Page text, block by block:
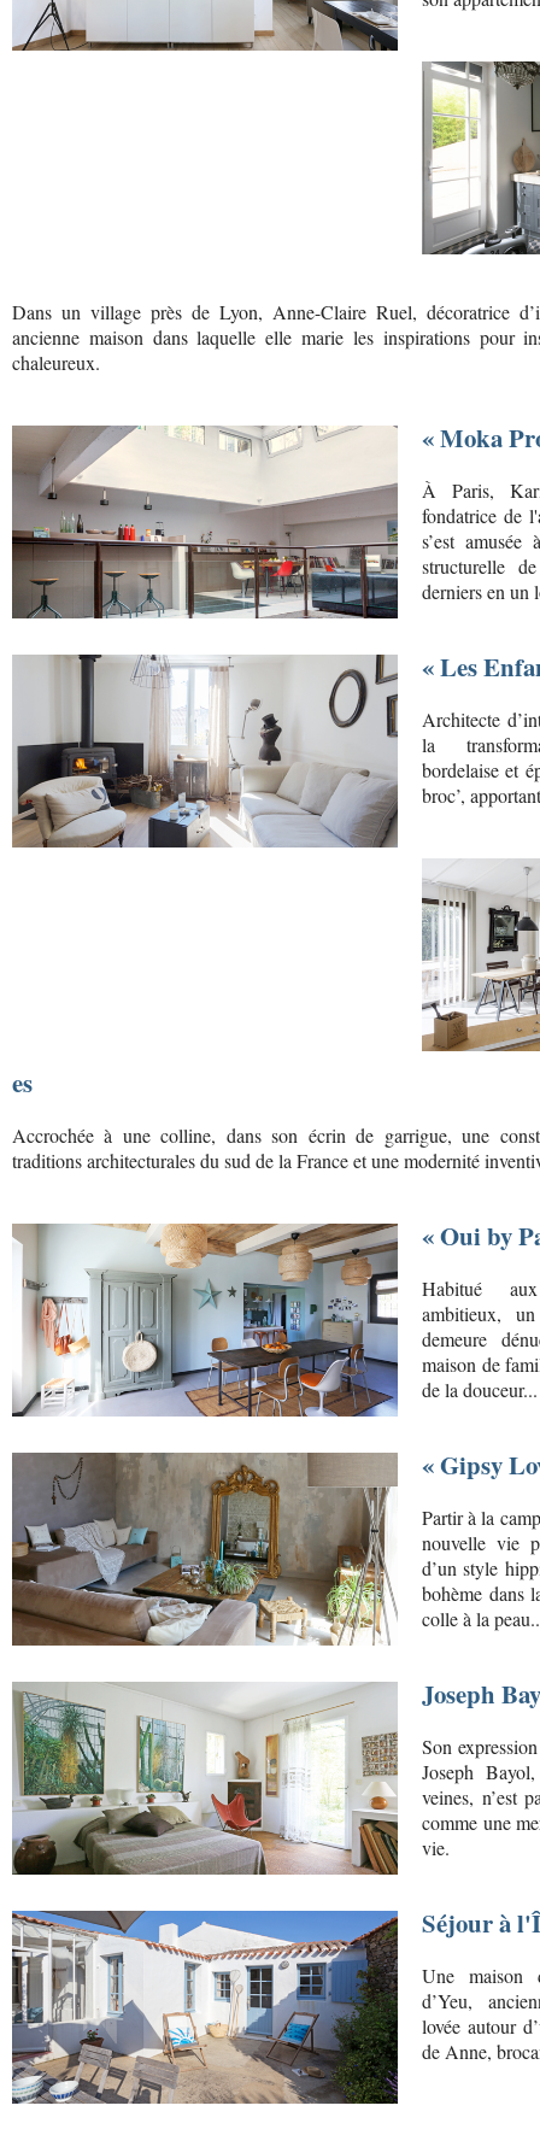
Dans un village près de Lyon, Anne-Claire Ruel, décoratrice
ancienne maison dans laquelle elle marie les inspirations pour
chaleureux.
« Moka
À Paris,
fondatrice de
s’est amusée
structurelle
derniers en un
« Les
Architecte
la
bordelaise et
broc’,
es
Accrochée à une colline, dans son écrin de garrigue, une
traditions architecturales du sud de la France et une modernité
« Oui by
Habitué
ambitieux,
demeure
maison de
de la
« Gipsy
Partir à la
nouvelle vie
d’un style
bohème dans
colle à la
Joseph
Son
Joseph
veines, n’est
comme une
vie.
Séjour à
Une maison
d’Yeu,
lovée autour
de Anne,